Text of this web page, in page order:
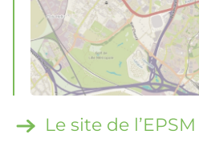
Le site de